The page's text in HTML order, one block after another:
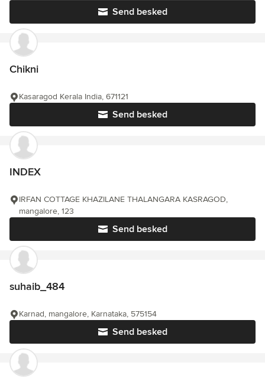
Send besked
Chikni
Send besked
Kasaragod Kerala India, 671121
INDEX
Send besked
IRFAN COTTAGE KHAZILANE THALANGARA KASRAGOD,
mangalore, 123
suhaib_484
Send besked
Karnad, mangalore, Karnataka, 575154